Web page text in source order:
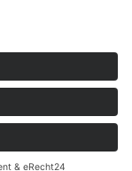
vorbehalten.